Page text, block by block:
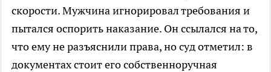
скорости. Мужчина игнорировал требования и
пытался оспорить наказание. Он ссылался на то,
что ему не разъяснили права, но суд отметил: в
документах стоит его собственноручная